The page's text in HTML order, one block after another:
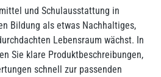
und Schulausstattung in
Bildung als etwas Nachhaltiges,
Lebensraum wächst. In
Sie klare Produktbeschreibungen,
schnell zur passenden